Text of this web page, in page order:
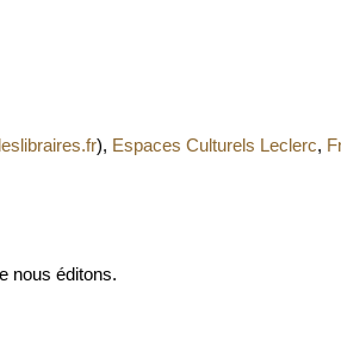
leslibraires.fr), Espaces Culturels Leclerc,
nous éditons.